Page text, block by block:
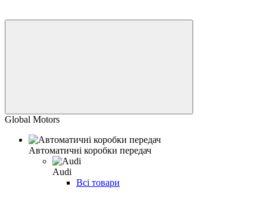
Global Motors
Автоматичні коробки передач
Audi
Всі товари